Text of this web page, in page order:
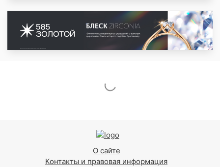
О сайте
Контакты и правовая информация